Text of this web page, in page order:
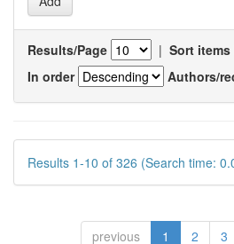
Results/Page | Sort items
In order
Authors/
Results 1-10 of 326 (Search time:
previous 1 2 3